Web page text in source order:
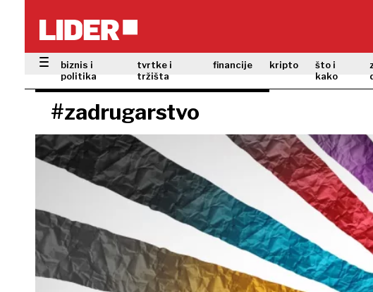
biznis i
politika
tvrtke i
tržišta
financije kripto
što i
kako
#zadrugarstvo